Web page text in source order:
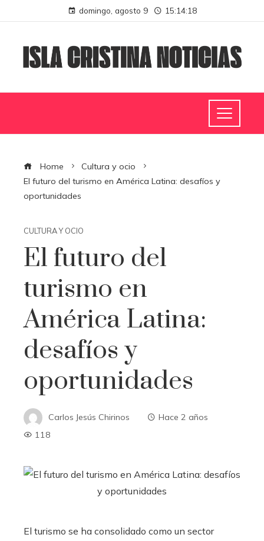
domingo, agosto 9 15:14:19
Home
Cultura y ocio
El futuro del turismo en América Latina: desafíos y
oportunidades
CULTURA Y OCIO
El futuro del
turismo en
América Latina:
desafíos y
oportunidades
Carlos Jesús Chirinos
Hace 2 años
118
El turismo se ha consolidado como un sector